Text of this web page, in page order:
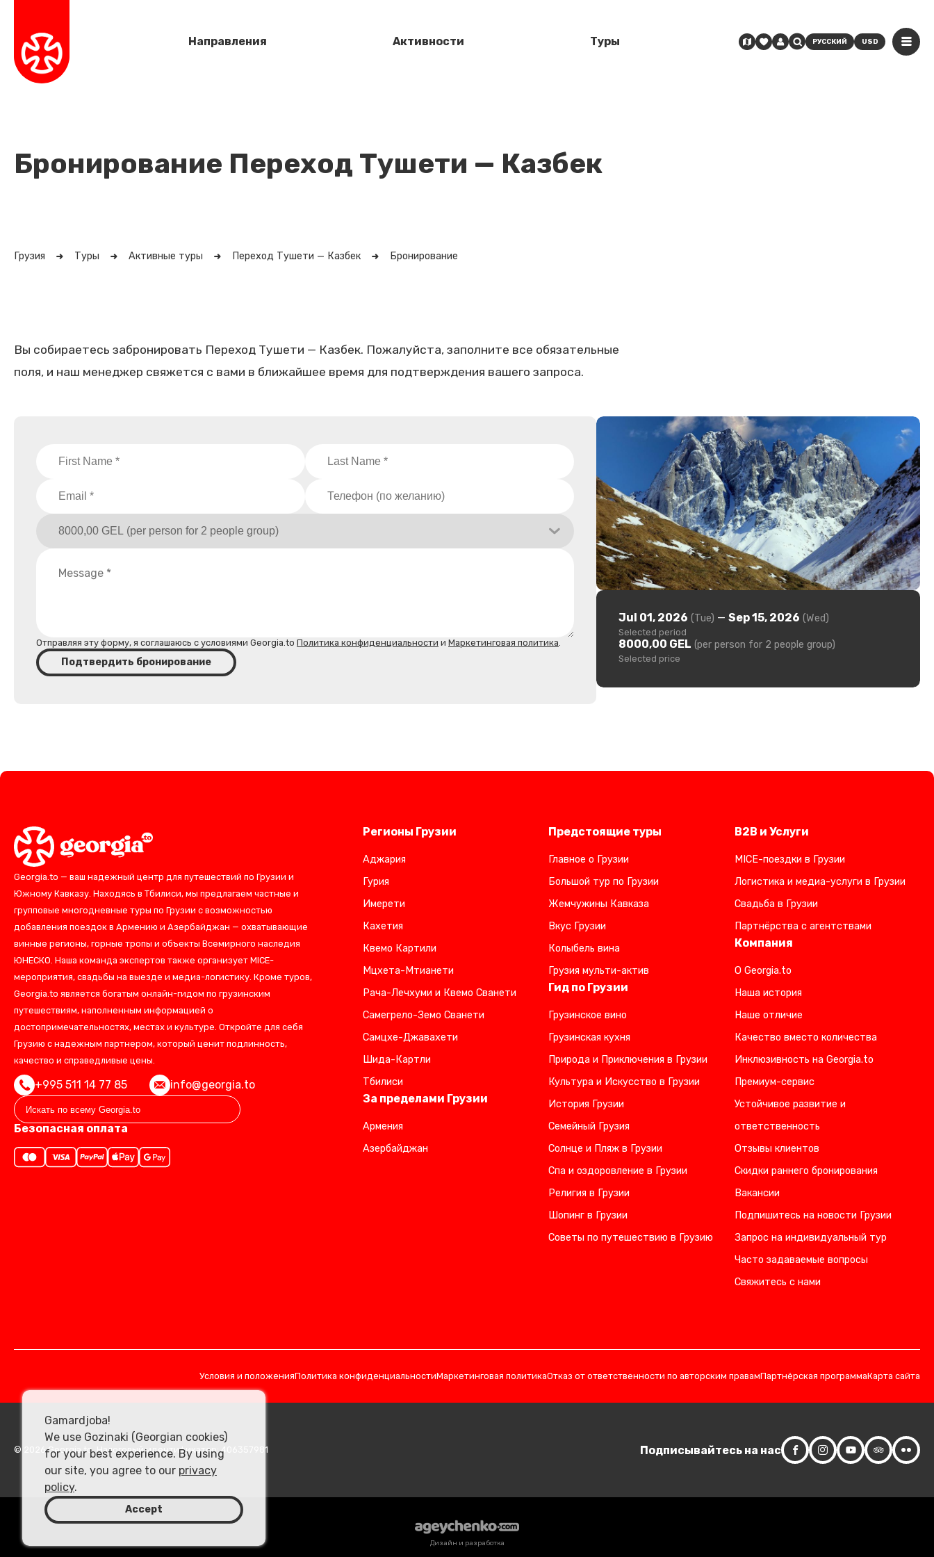
Направления Активности Туры РУССКИЙ USD
Бронирование Переход Тушети — Казбек
Грузия Туры Активные туры Переход Тушети — Казбек Бронирование
Вы собираетесь забронировать Переход Тушети — Казбек. Пожалуйста, заполните все обязательные
поля, и наш менеджер свяжется с вами в ближайшее время для подтверждения вашего запроса.
Отправляя эту форму, я соглашаюсь с условиями Georgia.to Политика конфиденциальности и Маркетинговая политика.
Подтвердить бронирование
Jul 01, 2026 (Tue) —Sep 15, 2026 (Wed)
Selected period
8000,00 GEL (per person for 2 people group)
Selected price
Georgia.to — ваш надежный центр для путешествий по Грузии и
Южному Кавказу. Находясь в Тбилиси, мы предлагаем частные и
групповые многодневные туры по Грузии с возможностью
добавления поездок в Армению и Азербайджан — охватывающие
винные регионы, горные тропы и объекты Всемирного наследия
ЮНЕСКО. Наша команда экспертов также организует MICE-
мероприятия, свадьбы на выезде и медиа-логистику. Кроме туров,
Georgia.to является богатым онлайн-гидом по грузинским
путешествиям, наполненным информацией о
достопримечательностях, местах и культуре. Откройте для себя
Грузию с надежным партнером, который ценит подлинность,
качество и справедливые цены.
+995 511 14 77 85 info@georgia.to
Безопасная оплата
Регионы Грузии
Аджария
Гурия
Имерети
Кахетия
Квемо Картили
Мцхета-Мтианети
Рача-Лечхуми и Квемо Сванети
Самегрело-Земо Сванети
Самцхе-Джавахети
Шида-Картли
Тбилиси
За пределами Грузии
Армения
Азербайджан
Предстоящие туры
Главное о Грузии
Большой тур по Грузии
Жемчужины Кавказа
Вкус Грузии
Колыбель вина
Грузия мульти-актив
Гид по Грузии
Грузинское вино
Грузинская кухня
Природа и Приключения в Грузии
Культура и Искусство в Грузии
История Грузии
Семейный Грузия
Солнце и Пляж в Грузии
Спа и оздоровление в Грузии
Религия в Грузии
Шопинг в Грузии
Советы по путешествию в Грузию
B2B и Услуги
MICE-поездки в Грузии
Логистика и медиа-услуги в Грузии
Свадьба в Грузии
Партнёрства с агентствами
Компания
О Georgia.to
Наша история
Наше отличие
Качество вместо количества
Инклюзивность на Georgia.to
Премиум-сервис
Устойчивое развитие и
ответственность
Отзывы клиентов
Скидки раннего бронирования
Вакансии
Подпишитесь на новости Грузии
Запрос на индивидуальный тур
Часто задаваемые вопросы
Свяжитесь с нами
Условия и положенияПолитика конфиденциальностиМаркетинговая политикаОтказ от ответственности по авторским правамПартнёрская программаКарта сайта
© 2026 Georgia.to. Налоговый идентификатор: 406357981 Подписывайтесь на нас
Дизайн и разработка
Gamardjoba!
We use Gozinaki (Georgian cookies)
for your best experience. By using
our site, you agree to our privacy
policy.
Accept